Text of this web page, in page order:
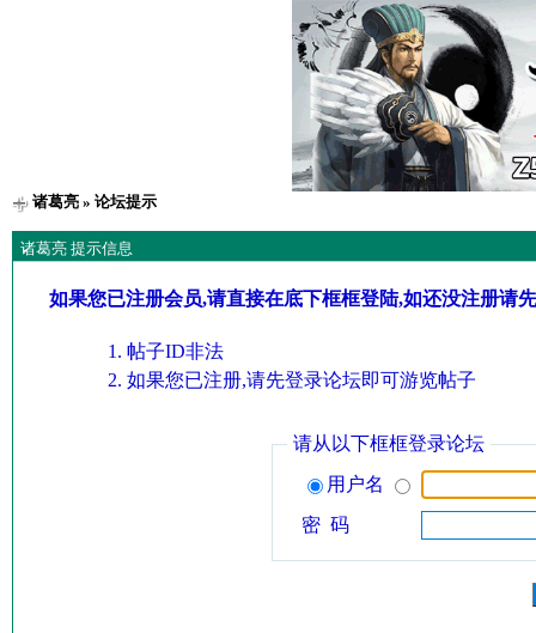
诸葛亮» 论坛提示
诸葛亮 提示信息
如果您已注册会员,请直接在底下框框登陆,如还没注册请
帖子ID非法
如果您已注册,请先登录论坛即可游览帖子
请从以下框框登录论坛
用户名
密 码